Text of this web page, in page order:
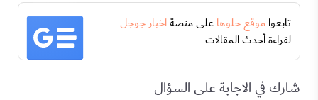
تابعواموقع حلوهاعلى منصةاخبار جوجل
لقراءة أحدث المقالات
شارك في الاجابة على السؤال